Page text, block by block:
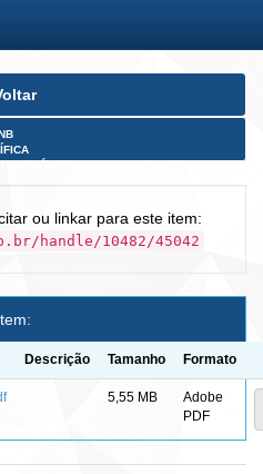
ou linkar para este item:
handle/10482/45042
Descrição Tamanho Formato
5,55 MB
Adobe
PDF